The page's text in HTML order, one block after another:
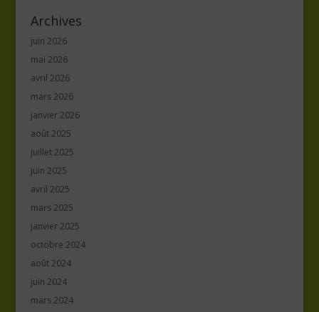
Archives
juin 2026
mai 2026
avril 2026
mars 2026
janvier 2026
août 2025
juillet 2025
juin 2025
avril 2025
mars 2025
janvier 2025
octobre 2024
août 2024
juin 2024
mars 2024